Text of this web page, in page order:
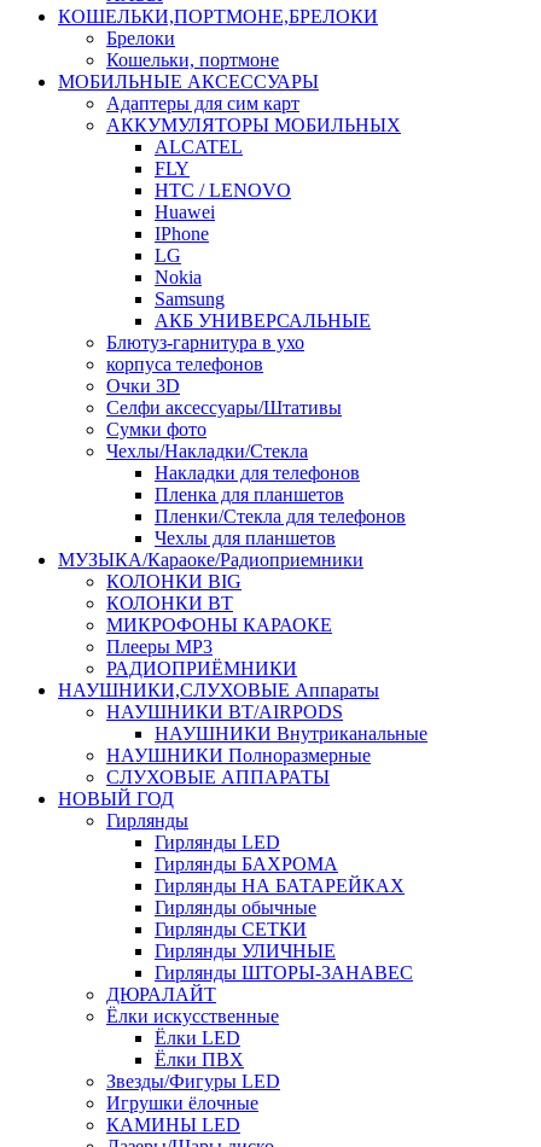
КОШЕЛЬКИ,ПОРТМОНЕ,БРЕЛОКИ
Брелоки
Кошельки, портмоне
МОБИЛЬНЫЕ АКСЕССУАРЫ
Адаптеры для сим карт
АККУМУЛЯТОРЫ МОБИЛЬНЫХ
ALCATEL
FLY
HTC / LENOVO
Huawei
IPhone
LG
Nokia
Samsung
АКБ УНИВЕРСАЛЬНЫЕ
Блютуз-гарнитура в ухо
корпуса телефонов
Очки 3D
Селфи аксессуары/Штативы
Сумки фото
Чехлы/Накладки/Стекла
Накладки для телефонов
Пленка для планшетов
Пленки/Стекла для телефонов
Чехлы для планшетов
МУЗЫКА/Караоке/Радиоприемники
КОЛОНКИ BIG
КОЛОНКИ BT
МИКРОФОНЫ КАРАОКЕ
Плееры MP3
РАДИОПРИЁМНИКИ
НАУШНИКИ,СЛУХОВЫЕ Аппараты
НАУШНИКИ BT/AIRPODS
НАУШНИКИ Внутриканальные
НАУШНИКИ Полноразмерные
СЛУХОВЫЕ АППАРАТЫ
НОВЫЙ ГОД
Гирлянды
Гирлянды LED
Гирлянды БАХРОМА
Гирлянды НА БАТАРЕЙКАХ
Гирлянды обычные
Гирлянды СЕТКИ
Гирлянды УЛИЧНЫЕ
Гирлянды ШТОРЫ-ЗАНАВЕС
ДЮРАЛАЙТ
Ёлки искусственные
Ёлки LED
Ёлки ПВХ
Звезды/Фигуры LED
Игрушки ёлочные
КАМИНЫ LED